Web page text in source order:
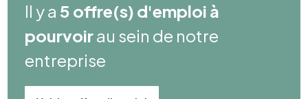
Il y a 5 offre(s) d'emploi à
pourvoirau sein de notre
entreprise